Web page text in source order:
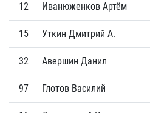
12 Иванюженков Артём
15 Уткин Дмитрий А.
32 Авершин Данил
97 Глотов Василий